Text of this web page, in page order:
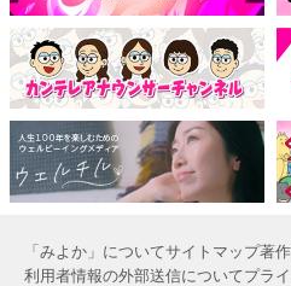
「みよか」についてサイトマップ著
利用者情報の外部送信についてプラ